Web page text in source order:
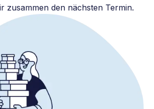
zusammen den nächsten Termin.